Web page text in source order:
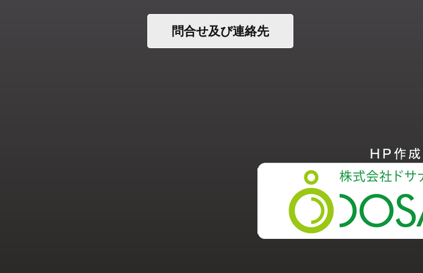
問合せ及び連絡先